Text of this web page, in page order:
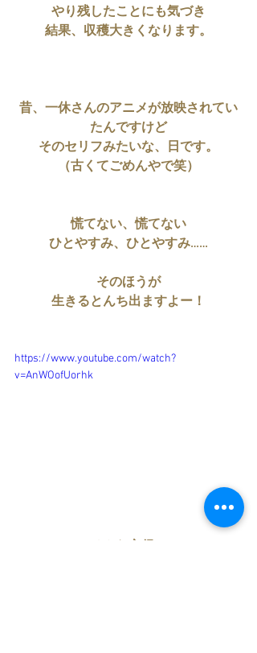
やり残したことにも気づき
結果、収穫大きくなります。
昔、一休さんのアニメが放映されてい
たんですけど
そのセリフみたいな、日です。
（古くてごめんやで笑）
慌てない、慌てない
ひとやすみ、ひとやすみ……
そのほうが
生きるとんち出ますよー！
https://www.youtube.com/watch?
v=AnWOofUorhk